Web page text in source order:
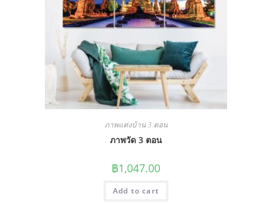
ภาพแต่งบ้าน 3 ตอน
ภาพวัด 3 ตอน
฿1,047.00
Add to cart